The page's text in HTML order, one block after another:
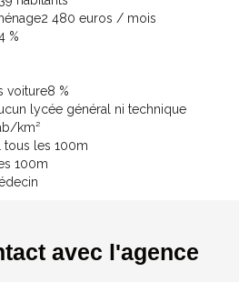
2 480 euros / mois
%
voiture8 %
lycée général ni technique
km²
tous les 100m
100m
avec l'agence